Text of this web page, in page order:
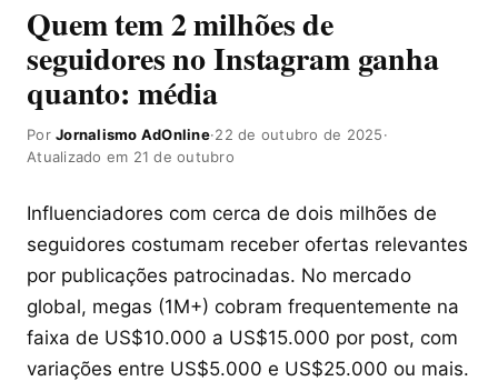
Quem tem 2 milhões de
seguidores no Instagram ganha
quanto: média
PorJornalismo AdOnline·22 de outubro de 2025·
Atualizado em 21 de outubro
Influenciadores com cerca de dois milhões de
seguidores costumam receber ofertas relevantes
por publicações patrocinadas. No mercado
global, megas (1M+) cobram frequentemente na
faixa de US$10.000 a US$15.000 por post, com
variações entre US$5.000 e US$25.000 ou mais.